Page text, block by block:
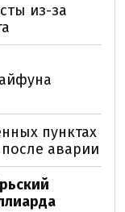
из-за
пунктах
аварии